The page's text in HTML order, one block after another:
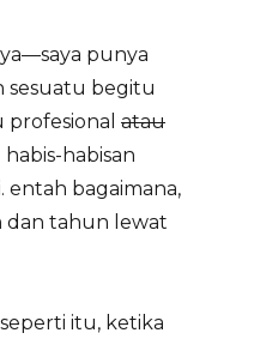
punya
sesuatu begitu
atau
habisan
entah bagaimana,
dan tahun lewat
itu, ketika